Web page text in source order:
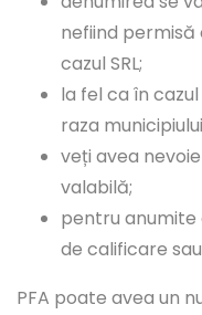
nefiind
cazul SRL;
la fel ca în
raza
veți avea
valabilă;
pentru anumite
de calificare
PFA poate avea un